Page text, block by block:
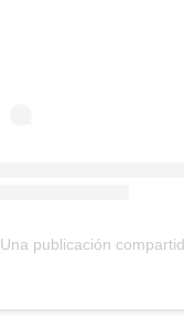
Una publicación